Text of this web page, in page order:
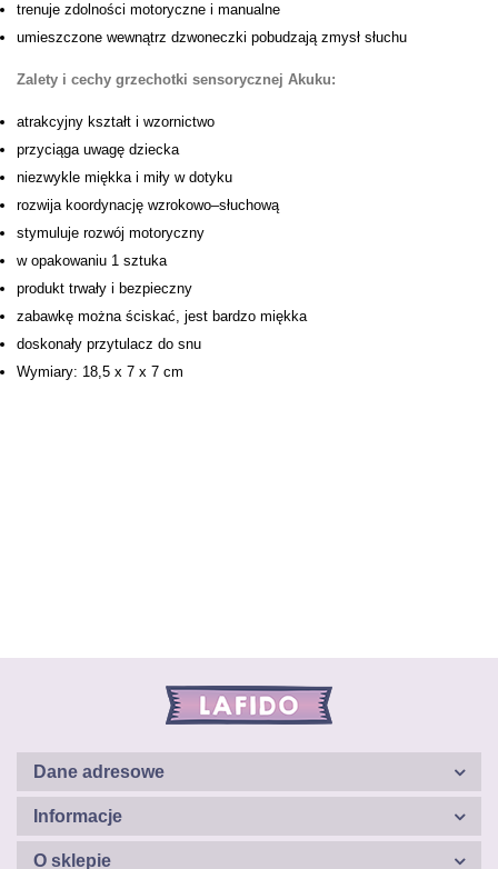
trenuje zdolności motoryczne i manualne
umieszczone wewnątrz dzwoneczki pobudzają zmysł słuchu
Zalety i cechy grzechotki sensorycznej Akuku:
atrakcyjny kształt i wzornictwo
przyciąga uwagę dziecka
niezwykle miękka i miły w dotyku
rozwija koordynację wzrokowo–słuchową
stymuluje rozwój motoryczny
w opakowaniu 1 sztuka
produkt trwały i bezpieczny
zabawkę można ściskać, jest bardzo miękka
doskonały przytulacz do snu
Wymiary: 18,5 x 7 x 7 cm
Dane adresowe
Informacje
O sklepie